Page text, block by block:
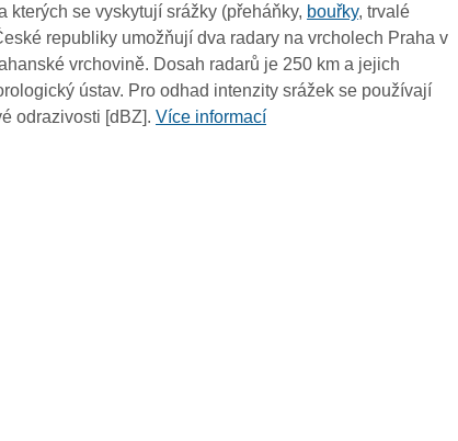
03:35
03:25
03:15
03:05
kterých se vyskytují srážky (přeháňky, bouřky, trvalé
republiky umožňují dva radary na vrcholech Praha v
vrchovině. Dosah radarů je 250 km a jejich
ústav. Pro odhad intenzity srážek se používají
odrazivosti [dBZ].Více informací